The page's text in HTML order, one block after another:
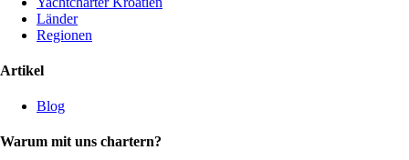
Länder
Regionen
Artikel
Blog
Warum mit uns chartern?